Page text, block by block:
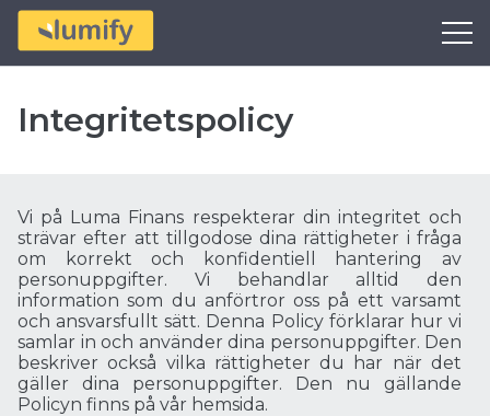
Integritetspolicy
Vi på Luma Finans respekterar din integritet och
strävar efter att tillgodose dina rättigheter i fråga
om korrekt och konfidentiell hantering av
personuppgifter. Vi behandlar alltid den
information som du anförtror oss på ett varsamt
och ansvarsfullt sätt. Denna Policy förklarar hur vi
samlar in och använder dina personuppgifter. Den
beskriver också vilka rättigheter du har när det
gäller dina personuppgifter. Den nu gällande
Policyn finns på vår hemsida.